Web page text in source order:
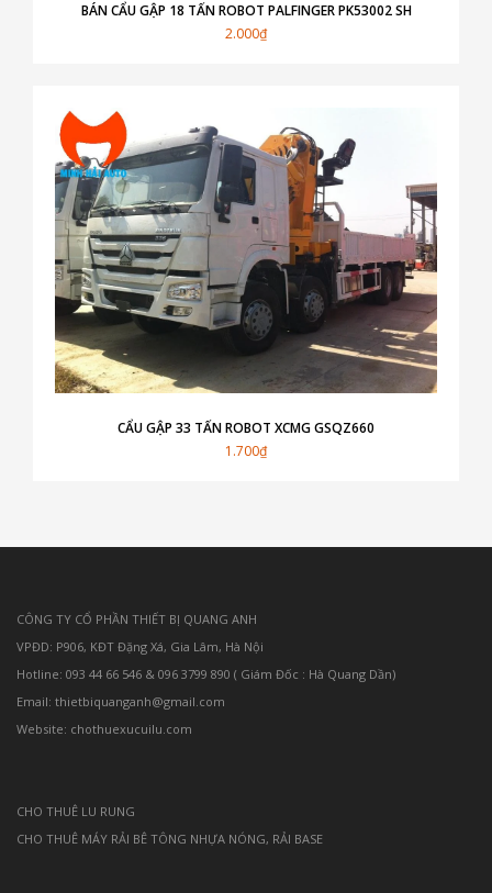
BÁN CẨU GẬP 18 TẤN ROBOT PALFINGER PK53002 SH
2.000₫
CẨU GẬP 33 TẤN ROBOT XCMG GSQZ660
1.700₫
CÔNG TY CỔ PHẦN THIẾT BỊ QUANG ANH
VPĐD: P906, KĐT Đặng Xá, Gia Lâm, Hà Nội
Hotline: 093 44 66 546 & 096 3799 890 ( Giám Đốc : Hà Quang Dần)
Email: thietbiquanganh@gmail.com
Website: chothuexucuilu.com
CHO THUÊ LU RUNG
CHO THUÊ MÁY RẢI BÊ TÔNG NHỰA NÓNG, RẢI BASE